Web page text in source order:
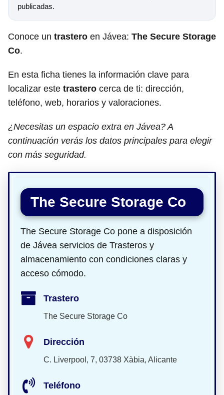
publicadas.
Conoce un trastero en Jávea: The Secure Storage
Co.
En esta ficha tienes la información clave para
localizar este trastero cerca de ti: dirección,
teléfono, web, horarios y valoraciones.
¿Necesitas un espacio extra en Jávea? A
continuación verás los datos principales para elegir
con más seguridad.
The Secure Storage Co
The Secure Storage Co pone a disposición
de Jávea servicios de Trasteros y
almacenamiento con condiciones claras y
acceso cómodo.
Trastero
The Secure Storage Co
Dirección
C. Liverpool, 7, 03738 Xàbia, Alicante
Teléfono